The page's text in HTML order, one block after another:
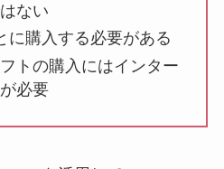
ない
に購入する必要がある
トの購入にはインター
必要